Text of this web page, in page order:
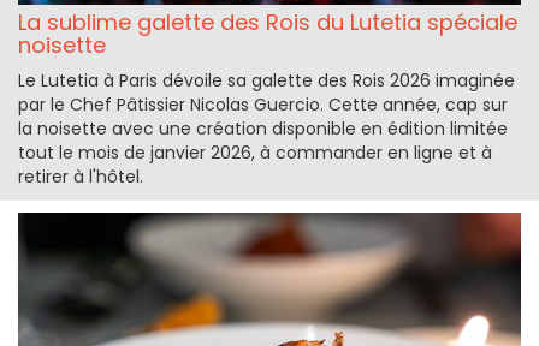
La sublime galette des Rois du Lutetia spéciale
noisette
Le Lutetia à Paris dévoile sa galette des Rois 2026 imaginée
par le Chef Pâtissier Nicolas Guercio. Cette année, cap sur
la noisette avec une création disponible en édition limitée
tout le mois de janvier 2026, à commander en ligne et à
retirer à l'hôtel.